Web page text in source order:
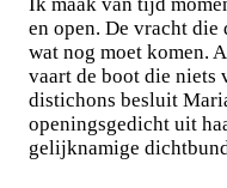
en open. De vracht die
wat nog moet komen.
vaart de boot die niets
distichons besluit
openingsgedicht uit
gelijknamige